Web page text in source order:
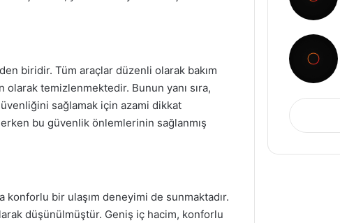
biridir. Tüm araçlar düzenli olarak bakım
temizlenmektedir. Bunun yanı sıra,
sağlamak için azami dikkat
bu güvenlik önlemlerinin sağlanmış
konforlu bir ulaşım deneyimi de sunmaktadır.
düşünülmüştür. Geniş iç hacim, konforlu